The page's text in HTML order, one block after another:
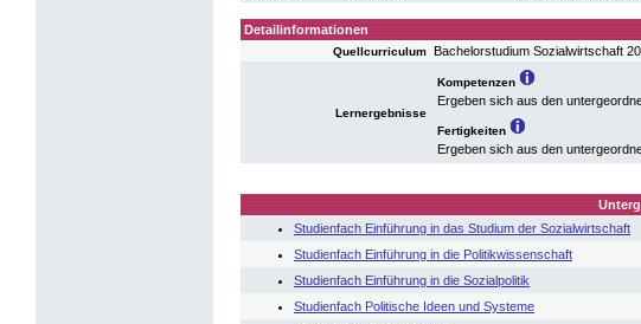
Detailinformationen
Quellcurriculum Bachelorstudium Sozialwirtschaft
Lernergebnisse
Kompetenzen
Ergeben sich aus den
Fertigkeiten
Ergeben sich aus den
Studienfach Einführung in das Studium der Sozialwirtschaft
Studienfach Einführung in die Politikwissenschaft
Studienfach Einführung in die Sozialpolitik
Studienfach Politische Ideen und Systeme